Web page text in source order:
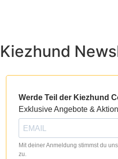
Kiezhund
Werde Teil der Kiezhund
Exklusive Angebote &
Mit deiner Anmeldung stimmst du
zu.